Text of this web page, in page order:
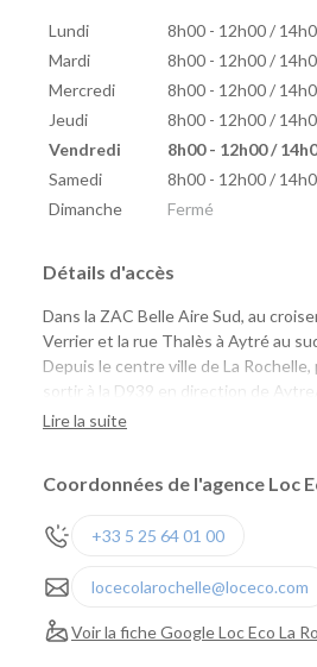
Lundi
8h00 - 12h00 /
Mardi
8h00 - 12h00 /
Mercredi
8h00 - 12h00 /
Jeudi
8h00 - 12h00 /
Vendredi
8h00 - 12h00 /
Samedi
8h00 - 12h00 /
Dimanche
Fermé
Détails d'accès
Dans la ZAC Belle Aire Sud, au
Verrier et la rue Thalès à Aytré au
Depuis le centre ville de La
sortir à la D939 en direction de
Aire/Surgères.
Lire la suite
Coordonnées de l'agence Loc
+33 5 25 64 01 00
locecolarochelle@loceco.com
Voir la fiche Google Loc Eco La